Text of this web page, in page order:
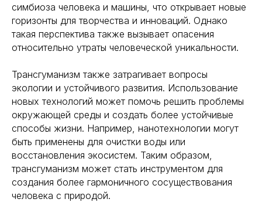
симбиоза человека и машины, что открывает новые
горизонты для творчества и инноваций. Однако
такая перспектива также вызывает опасения
относительно утраты человеческой уникальности.
Трансгуманизм также затрагивает вопросы
экологии и устойчивого развития. Использование
новых технологий может помочь решить проблемы
окружающей среды и создать более устойчивые
способы жизни. Например, нанотехнологии могут
быть применены для очистки воды или
восстановления экосистем. Таким образом,
трансгуманизм может стать инструментом для
создания более гармоничного сосуществования
человека с природой.
Главная
Longevity
Навигация Полезная информация